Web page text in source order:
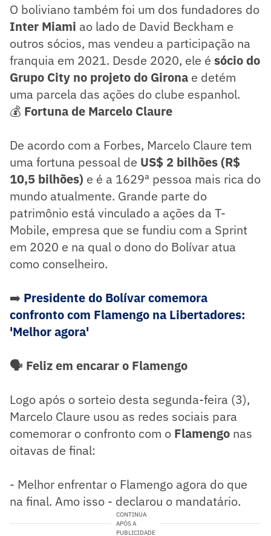
O boliviano também foi um dos fundadores do
Inter Miami ao lado de David Beckham e
outros sócios, mas vendeu a participação na
franquia em 2021. Desde 2020, ele é sócio do
Grupo City no projeto do Girona e detém
uma parcela das ações do clube espanhol.
💰 Fortuna de Marcelo Claure
De acordo com a Forbes, Marcelo Claure tem
uma fortuna pessoal de US$ 2 bilhões (R$
10,5 bilhões) e é a 1629ª pessoa mais rica do
mundo atualmente. Grande parte do
patrimônio está vinculado a ações da T-
Mobile, empresa que se fundiu com a Sprint
em 2020 e na qual o dono do Bolívar atua
como conselheiro.
➡️ Presidente do Bolívar comemora
confronto com Flamengo na Libertadores:
'Melhor agora'
🗣️ Feliz em encarar o Flamengo
Logo após o sorteio desta segunda-feira (3),
Marcelo Claure usou as redes sociais para
comemorar o confronto com o Flamengo nas
oitavas de final:
- Melhor enfrentar o Flamengo agora do que
na final. Amo isso - declarou o mandatário.
CONTINUA
APÓS A
PUBLICIDADE